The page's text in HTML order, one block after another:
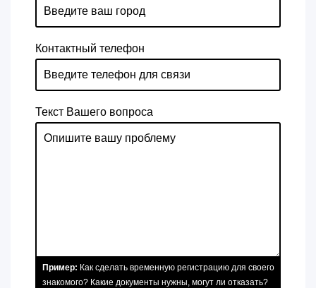
Контактный телефон
Текст Вашего вопроса
Пример: Как сделать временную регистрацию для своего
знакомого? Какие документы нужны, могут ли отказать?